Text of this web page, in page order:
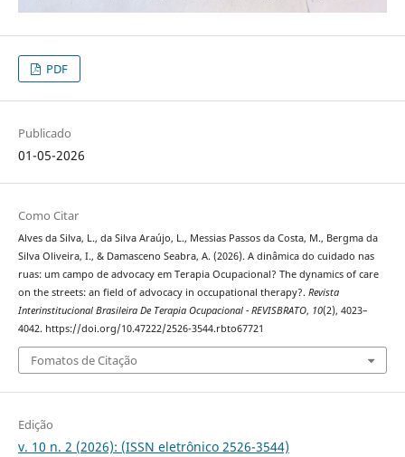
PDF
Publicado
01-05-2026
Como Citar
Alves da Silva, L., da Silva Araújo, L., Messias Passos da Costa, M., Bergma da
Silva Oliveira, I., & Damasceno Seabra, A. (2026). A dinâmica do cuidado nas
ruas: um campo de advocacy em Terapia Ocupacional? The dynamics of care
on the streets: an field of advocacy in occupational therapy?. Revista
Interinstitucional Brasileira De Terapia Ocupacional - REVISBRATO, 10(2), 4023–
4042. https://doi.org/10.47222/2526-3544.rbto67721
Fomatos de Citação
Edição
v. 10 n. 2 (2026): (ISSN eletrônico 2526-3544)